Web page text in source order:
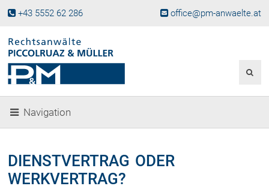
+43 5552 62 286 office@pm-anwaelte.at
Fachgebiete
Gesellschaftsgründung &
Beteiligungen
Immobilienrecht, Bauträgerrecht
Ferienimmobilien in Vorarlberg
Navigation
DIENSTVERTRAG ODER
WERKVERTRAG?